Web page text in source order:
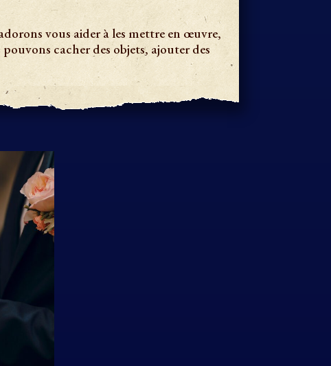
vous aider à les mettre en œuvre,
cacher des objets, ajouter des